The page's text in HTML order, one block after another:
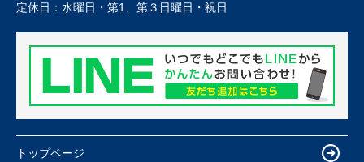
定休日： 水曜日・第1、第３日曜日・祝日
トップページ